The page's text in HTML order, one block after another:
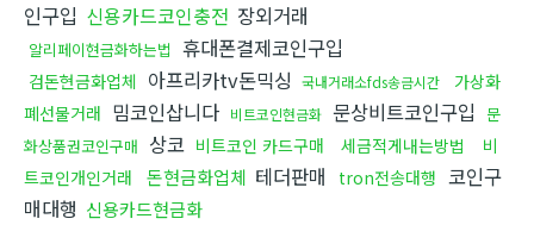
인구입 신용카드코인충전 장외거래
알리페이현금화하는법 휴대폰결제코인구입
검돈현금화업체 아프리카tv돈믹싱 국내거래소fds송금시간
가상화
폐선물거래 밈코인삽니다 비트코인현금화 문상비트코인구입
문
화상품권코인구매 상코 비트코인 카드구매 세금적게내는방법
비
트코인개인거래
돈현금화업체 테더판매 tron전송대행 코인구
매대행 신용카드현금화